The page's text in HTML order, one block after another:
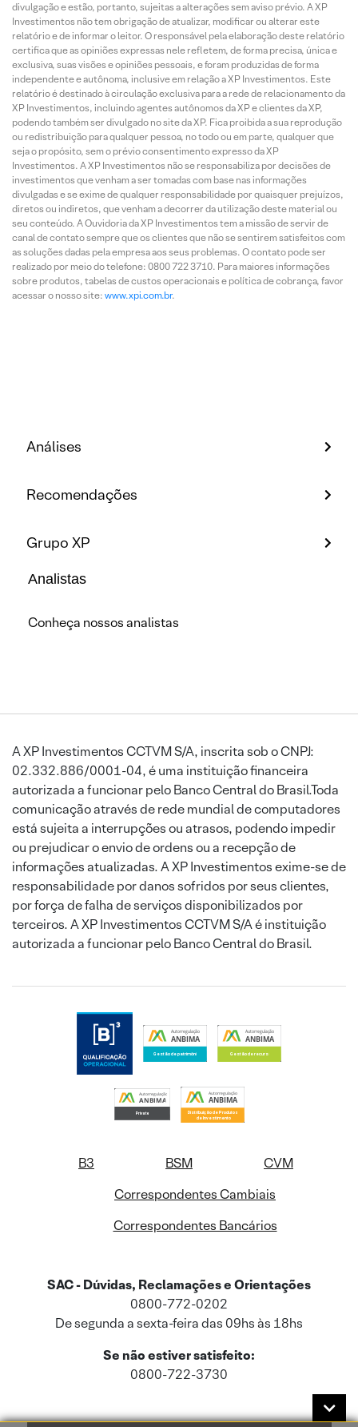
divulgação e estão, portanto, sujeitas a alterações sem aviso prévio. A XP
Investimentos não tem obrigação de atualizar, modificar ou alterar este
relatório e de informar o leitor. O responsável pela elaboração deste relatório
certifica que as opiniões expressas nele refletem, de forma precisa, única e
exclusiva, suas visões e opiniões pessoais, e foram produzidas de forma
independente e autônoma, inclusive em relação a XP Investimentos. Este
relatório é destinado à circulação exclusiva para a rede de relacionamento da
XP Investimentos, incluindo agentes autônomos da XP e clientes da XP,
podendo também ser divulgado no site da XP. Fica proibida a sua reprodução
ou redistribuição para qualquer pessoa, no todo ou em parte, qualquer que
seja o propósito, sem o prévio consentimento expresso da XP
Investimentos. A XP Investimentos não se responsabiliza por decisões de
investimentos que venham a ser tomadas com base nas informações
divulgadas e se exime de qualquer responsabilidade por quaisquer prejuízos,
diretos ou indiretos, que venham a decorrer da utilização deste material ou
seu conteúdo. A Ouvidoria da XP Investimentos tem a missão de servir de
canal de contato sempre que os clientes que não se sentirem satisfeitos com
as soluções dadas pela empresa aos seus problemas. O contato pode ser
realizado por meio do telefone: 0800 722 3710. Para maiores informações
sobre produtos, tabelas de custos operacionais e política de cobrança, favor
acessar o nosso site: www.xpi.com.br.
Análises
Recomendações
Grupo XP
Analistas
Conheça nossos analistas
A XP Investimentos CCTVM S/A, inscrita sob o CNPJ:
02.332.886/0001-04, é uma instituição financeira
autorizada a funcionar pelo Banco Central do Brasil.Toda
comunicação através de rede mundial de computadores
está sujeita a interrupções ou atrasos, podendo impedir
ou prejudicar o envio de ordens ou a recepção de
informações atualizadas. A XP Investimentos exime-se de
responsabilidade por danos sofridos por seus clientes,
por força de falha de serviços disponibilizados por
terceiros. A XP Investimentos CCTVM S/A é instituição
autorizada a funcionar pelo Banco Central do Brasil.
B3 BSM
CVM
Correspondentes Cambiais
Correspondentes Bancários
SAC - Dúvidas, Reclamações e Orientações
0800-772-0202
De segunda a sexta-feira das 09hs às 18hs
Se não estiver satisfeito:
0800-722-3730